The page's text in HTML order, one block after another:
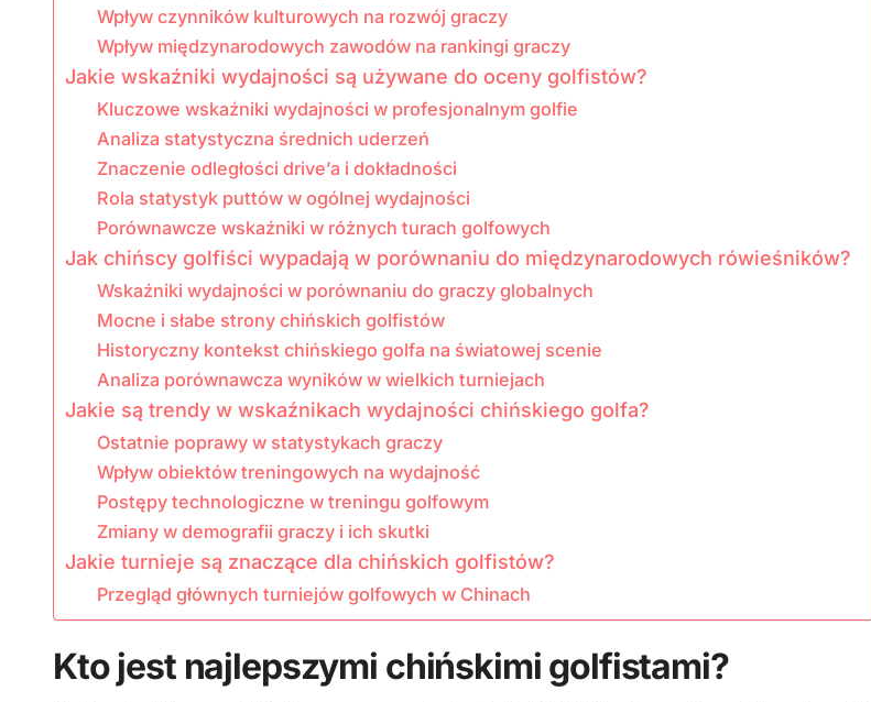
Wpływ czynników kulturowych na rozwój graczy
Wpływ międzynarodowych zawodów na rankingi graczy
Jakie wskaźniki wydajności są używane do oceny golfistów?
Kluczowe wskaźniki wydajności w profesjonalnym golfie
Analiza statystyczna średnich uderzeń
Znaczenie odległości drive’a i dokładności
Rola statystyk puttów w ogólnej wydajności
Porównawcze wskaźniki w różnych turach golfowych
Jak chińscy golfiści wypadają w porównaniu do międzynarodowych rówieśników?
Wskaźniki wydajności w porównaniu do graczy globalnych
Mocne i słabe strony chińskich golfistów
Historyczny kontekst chińskiego golfa na światowej scenie
Analiza porównawcza wyników w wielkich turniejach
Jakie są trendy w wskaźnikach wydajności chińskiego golfa?
Ostatnie poprawy w statystykach graczy
Wpływ obiektów treningowych na wydajność
Postępy technologiczne w treningu golfowym
Zmiany w demografii graczy i ich skutki
Jakie turnieje są znaczące dla chińskich golfistów?
Przegląd głównych turniejów golfowych w Chinach
Kto jest najlepszymi chińskimi golfistami?